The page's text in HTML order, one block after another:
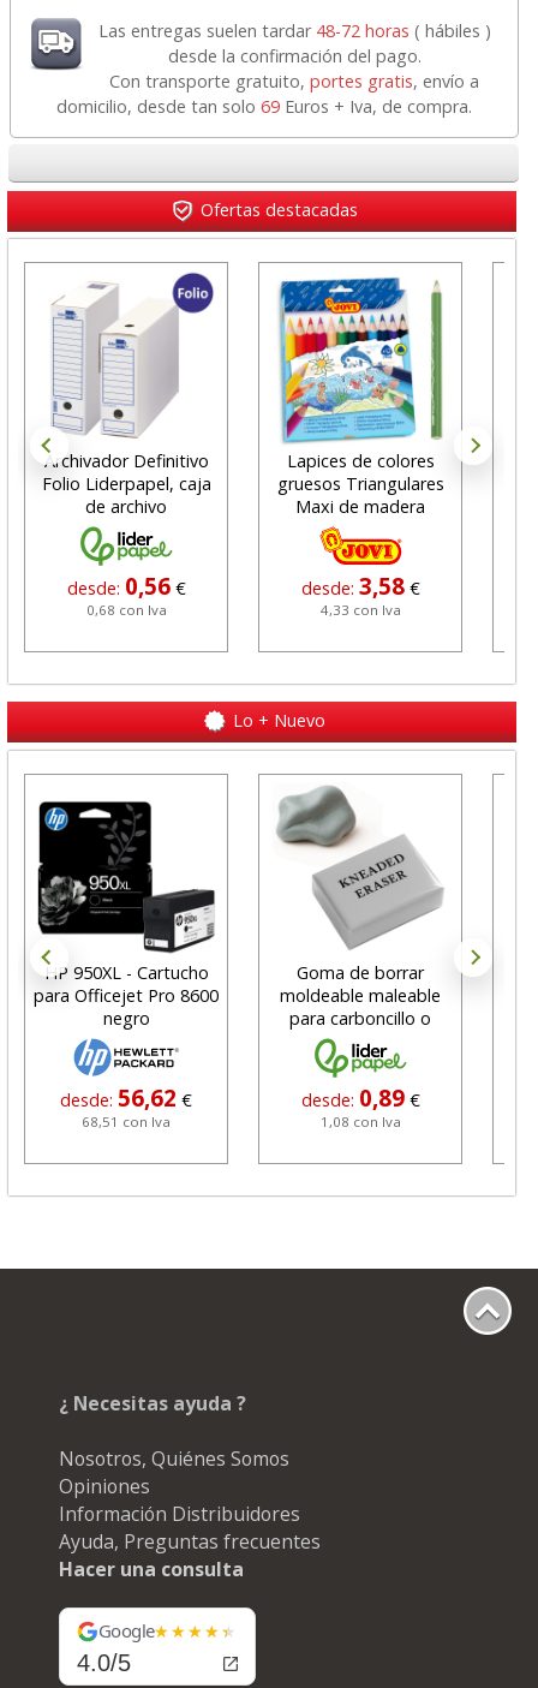
Las entregas suelen tardar 48-72 horas ( hábiles )
desde la confirmación del pago.
Con transporte gratuito,portes gratis, envío a
domicilio, desde tan solo69 Euros + Iva, de compra.
Ofertas destacadas
Archivador Definitivo
Folio Liderpapel, caja
de archivo
desde: 0,56 €
0,68 con Iva
Lapices de colores
gruesos Triangulares
Maxi de madera
desde: 3,58 €
4,33 con Iva
Lo + Nuevo
HP 950XL - Cartucho
para Officejet Pro 8600
negro
desde: 56,62 €
68,51 con Iva
Goma de borrar
moldeable maleable
para carboncillo o
grafito
desde: 0,89 €
1,08 con Iva
¿ Necesitas ayuda ?
Nosotros, Quiénes Somos
Opiniones
Información Distribuidores
Ayuda, Preguntas frecuentes
Hacer una consulta
Google
4.0/5